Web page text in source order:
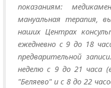
показаниям:
мануальная терапия,
наших Центрах
ежедневно с 9 до 18
предварительной
неделю с 9 до 21 часа
"Беляево" и с 8 до 22